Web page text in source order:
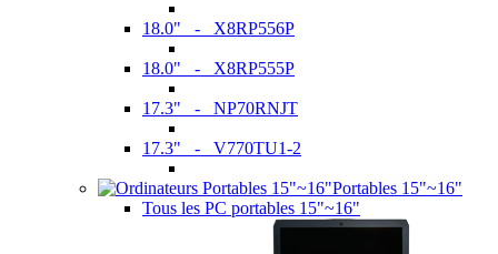
18.0" - X8RP556P
18.0" - X8RP555P
17.3" - NP70RNJT
17.3" - V770TU1-2
Portables 15"~16"
Tous les PC portables 15"~16"